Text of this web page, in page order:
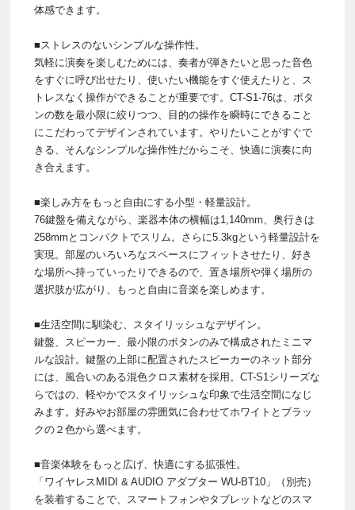
体感できます。
■ストレスのないシンプルな操作性。
気軽に演奏を楽しむためには、奏者が弾きたいと思った音色
をすぐに呼び出せたり、使いたい機能をすぐ使えたりと、ス
トレスなく操作ができることが重要です。CT-S1-76は、ボタ
ンの数を最小限に絞りつつ、目的の操作を瞬時にできること
にこだわってデザインされています。やりたいことがすぐで
きる、そんなシンプルな操作性だからこそ、快適に演奏に向
き合えます。
■楽しみ方をもっと自由にする小型・軽量設計。
76鍵盤を備えながら、楽器本体の横幅は1,140mm、奥行きは
258mmとコンパクトでスリム。さらに5.3kgという軽量設計を
実現。部屋のいろいろなスペースにフィットさせたり、好き
な場所へ持っていったりできるので、置き場所や弾く場所の
選択肢が広がり、もっと自由に音楽を楽しめます。
■生活空間に馴染む、スタイリッシュなデザイン。
鍵盤、スピーカー、最小限のボタンのみで構成されたミニマ
ルな設計。鍵盤の上部に配置されたスピーカーのネット部分
には、風合いのある混色クロス素材を採用。CT-S1シリーズな
らではの、軽やかでスタイリッシュな印象で生活空間になじ
みます。好みやお部屋の雰囲気に合わせてホワイトとブラッ
クの２色から選べます。
■音楽体験をもっと広げ、快適にする拡張性。
「ワイヤレスMIDI & AUDIO アダプター WU-BT10」（別売）
を装着することで、スマートフォンやタブレットなどのスマ